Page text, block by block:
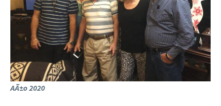
AÃ±o 2020